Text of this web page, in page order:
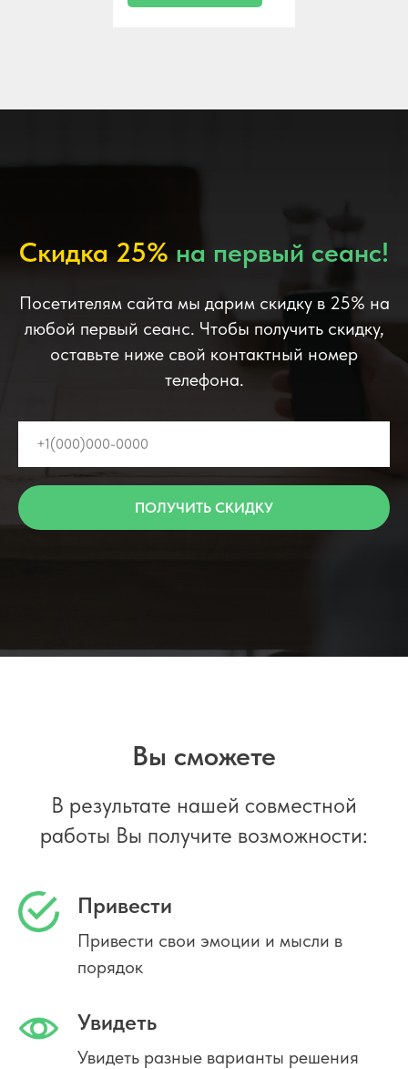
Скидка 25% на первый сеанс!
Посетителям сайта мы дарим скидку в 25% на
любой первый сеанс. Чтобы получить скидку,
оставьте ниже свой контактный номер
телефона.
ПОЛУЧИТЬ СКИДКУ
Вы сможете
В результате нашей совместной
работы Вы получите возможности:
Привести
Привести свои эмоции и мысли в
порядок
Увидеть
Увидеть разные варианты решения